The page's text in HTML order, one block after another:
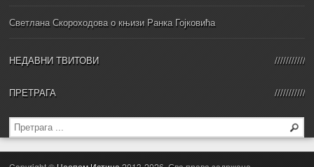
Светлана Скороходова о књизи Ранка Гојковића
НЕДАВНИ ТВИТОВИ
ПРЕТРАГА